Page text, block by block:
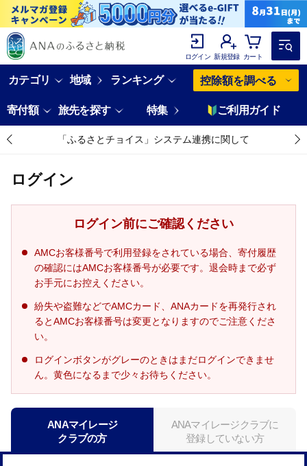
ログイン 新規登録 カート
カテゴリ 地域 ランキング 控除額を調べる
寄付額 旅先を探す 特集 ご利用ガイド
「ふるさとチョイス」システム連携に関して
ログイン
ログイン前にご確認ください
AMCお客様番号で利用登録をされている場合、寄付履歴
の確認にはAMCお客様番号が必要です。退会時まで必ず
お手元にお控えください。
紛失や盗難などでAMCカード、ANAカードを再発行され
るとAMCお客様番号は変更となりますのでご注意くださ
い。
ログインボタンがグレーのときはまだログインできませ
ん。黄色になるまで少々お待ちください。
ANAマイレージ
クラブの方
ANAマイレージクラブに
登録していない方